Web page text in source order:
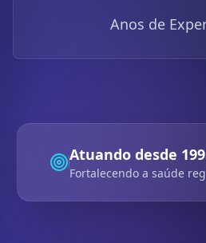
Anos de
Atuando desde
Fortalecendo a saúde